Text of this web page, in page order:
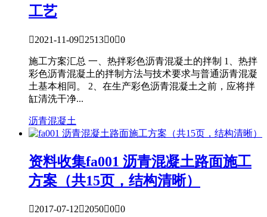
工艺
2021-11-09251300
施工方案汇总 一、热拌彩色沥青混凝土的拌制 1、热拌
彩色沥青混凝土的拌制方法与技术要求与普通沥青混凝
土基本相同。 2、在生产彩色沥青混凝土之前，应将拌
缸清洗干净...
沥青混凝土
资料收集fa001 沥青混凝土路面施工
方案（共15页，结构清晰）
2017-07-12205000